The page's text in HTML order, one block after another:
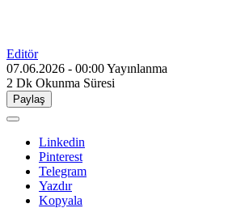
Editör
07.06.2026 - 00:00Yayınlanma
2 Dk Okunma Süresi
Paylaş
Linkedin
Pinterest
Telegram
Yazdır
Kopyala